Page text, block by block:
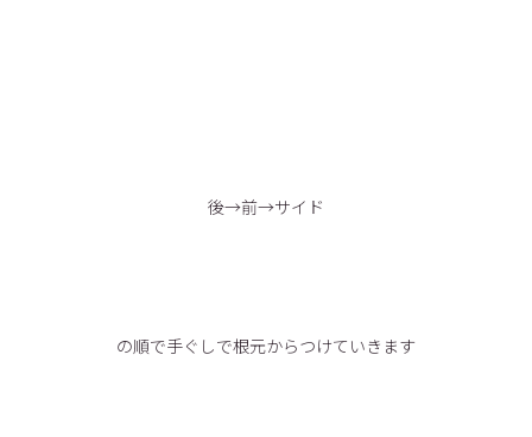
後→前→サイド
の順で手ぐしで根元からつけていきます